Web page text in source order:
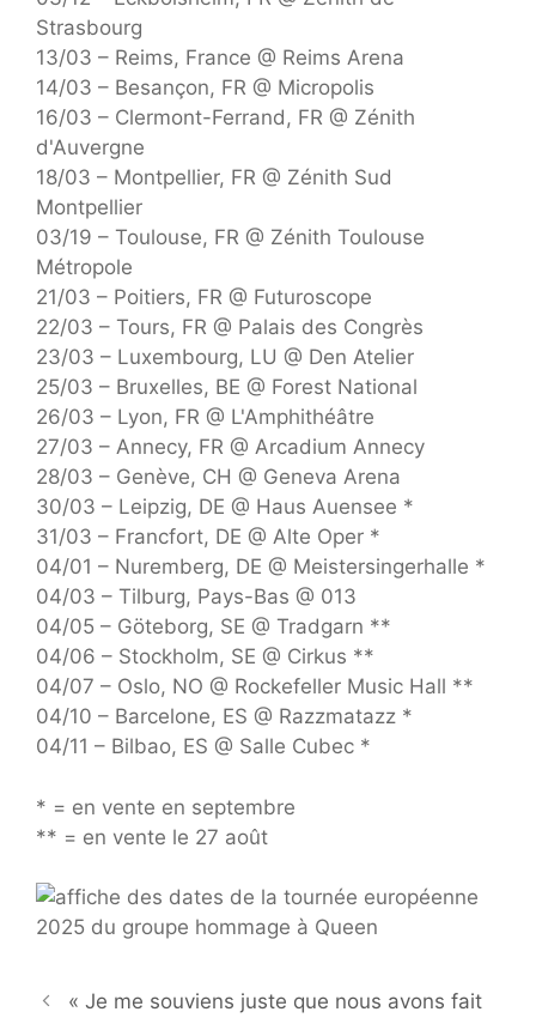
Strasbourg
13/03 – Reims, France @ Reims Arena
14/03 – Besançon, FR @ Micropolis
16/03 – Clermont-Ferrand, FR @ Zénith
d'Auvergne
18/03 – Montpellier, FR @ Zénith Sud
Montpellier
03/19 – Toulouse, FR @ Zénith Toulouse
Métropole
21/03 – Poitiers, FR @ Futuroscope
22/03 – Tours, FR @ Palais des Congrès
23/03 – Luxembourg, LU @ Den Atelier
25/03 – Bruxelles, BE @ Forest National
26/03 – Lyon, FR @ L'Amphithéâtre
27/03 – Annecy, FR @ Arcadium Annecy
28/03 – Genève, CH @ Geneva Arena
30/03 – Leipzig, DE @ Haus Auensee *
31/03 – Francfort, DE @ Alte Oper *
04/01 – Nuremberg, DE @ Meistersingerhalle *
04/03 – Tilburg, Pays-Bas @ 013
04/05 – Göteborg, SE @ Tradgarn **
04/06 – Stockholm, SE @ Cirkus **
04/07 – Oslo, NO @ Rockefeller Music Hall **
04/10 – Barcelone, ES @ Razzmatazz *
04/11 – Bilbao, ES @ Salle Cubec *
* = en vente en septembre
** = en vente le 27 août
« Je me souviens juste que nous avons fait